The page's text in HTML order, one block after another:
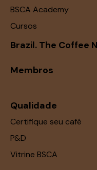
BSCA Academy
Cursos
Brazil. The Coffee
Membros
Qualidade
Certifique seu café
P&D
Vitrine BSCA